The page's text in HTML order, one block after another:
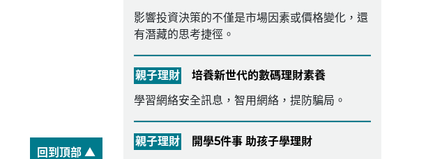
回到頂部 ▲
影響投資決策的不僅是市場因素或價格變化，還
有潛藏的思考捷徑。
親子理財
培養新世代的數碼理財素養
學習網絡安全訊息，智用網絡，提防騙局。
親子理財 開學5件事 助孩子學理財